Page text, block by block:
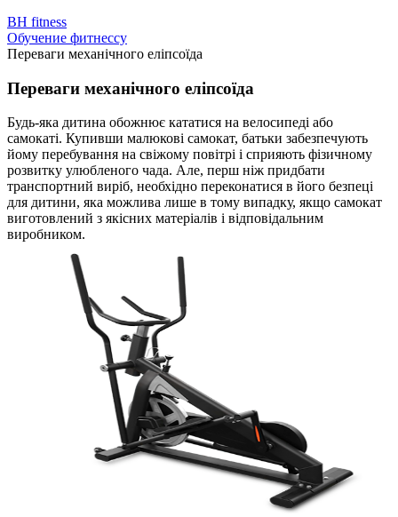
BH fitness
Обучение фитнессу
Переваги механічного еліпсоїда
Переваги механічного еліпсоїда
Будь-яка дитина обожнює кататися на велосипеді або
самокаті. Купивши малюкові самокат, батьки забезпечують
йому перебування на свіжому повітрі і сприяють фізичному
розвитку улюбленого чада. Але, перш ніж придбати
транспортний виріб, необхідно переконатися в його безпеці
для дитини, яка можлива лише в тому випадку, якщо самокат
виготовлений з якісних матеріалів і відповідальним
виробником.